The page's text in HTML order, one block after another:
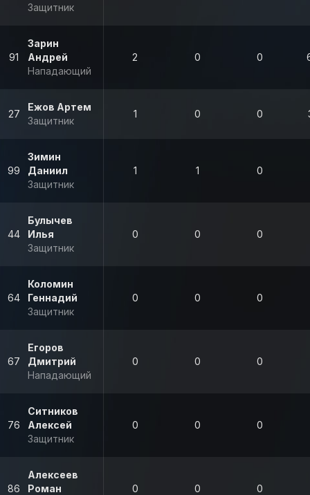
Защитник
91
Зарин
Андрей
Нападающий
2 0 0
27
Ежов Артем
Защитник
1 0 0
99
Зимин
Даниил
Защитник
1 1 0
44
Булычев
Илья
Защитник
0 0 0
64
Коломин
Геннадий
Защитник
0 0 0
67
Егоров
Дмитрий
Нападающий
0 0 0
76
Ситников
Алексей
Защитник
0 0 0
86
Алексеев
Роман
0 0 0